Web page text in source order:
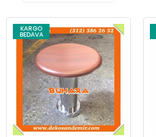
KARGO
BEDAVA